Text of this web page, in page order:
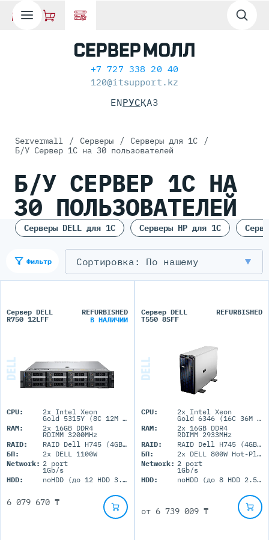
+7 727 338 20 40
120@itsupport.kz
ENРУСҚАЗ
Servermall / Серверы / Серверы для 1С
/
Б/У Сервер 1С на 30 пользователей
Б/У СЕРВЕР 1С НА
30 ПОЛЬЗОВАТЕЛЕЙ
Серверы DELL для 1С Серверы HP для 1С
Фильтр По нашему
Сервер DELL
R750 12LFF
REFURBISHED
В НАЛИЧИИ
CPU: 2x Intel Xeon
Gold 5315Y (8C 12M Cache 3.2GHz)
RAM:
2x 16GB DDR4
RDIMM 3200MHz
RAID:
RAID Dell H745 (4GB+BBU)
БП:
2x DELL 1100W
Network: 2 port
1Gb/s
HDD:
noHDD (до 12 HDD 3.5'' LFF)
6 079 670 ₸
Сервер DELL
T550 8SFF
REFURBISHED
CPU: 2x Intel Xeon
Gold 6346 (16C 36M Cache 3.10 GHz)
RAM:
2x 16GB DDR4
RDIMM 2933MHz
RAID:
RAID Dell H745 (4GB+BBU)
БП:
2x DELL 800W Hot-Plug
Network: 2 port
1Gb/s
HDD:
noHDD (до 8 HDD 2.5'' SFF)
от 6 739 009 ₸